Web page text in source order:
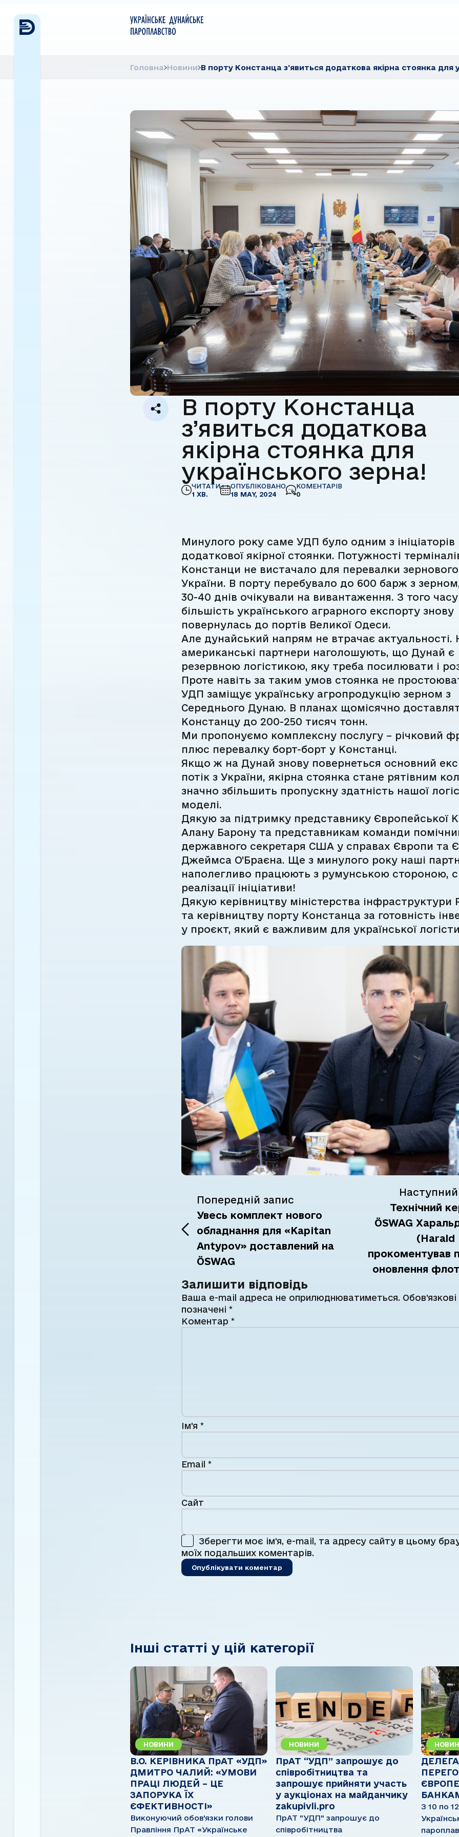
Головна Новини В порту Констанца з’явиться додаткова якірна стоянка для
В порту Констанца
з’явиться додаткова
якірна стоянка для
українського зерна!
ЧИТАТИ
1 ХВ.
ОПУБЛІКОВАНО
18 MAY, 2024
КОМЕНТАРІВ
0
Минулого року саме УДП було одним з ініціаторів
додаткової якірної стоянки. Потужності
Констанци не вистачало для перевалки
України. В порту перебувало до 600 барж з
30-40 днів очікували на вивантаження. З того часу
більшість українського аграрного експорту знову
повернулась до портів Великої Одеси.
Але дунайський напрям не втрачає актуальності.
американські партнери наголошують, що Дунай є
резервною логістикою, яку треба посилювати і
Проте навіть за таким умов стоянка не
УДП заміщує українську агропродукцію зерном з
Середнього Дунаю. В планах щомісячно
Констанцу до 200-250 тисяч тонн.
Ми пропонуємо комплексну послугу – річковий
плюс перевалку борт-борт у Констанці.
Якщо ж на Дунай знову повернеться основний
потік з України, якірна стоянка стане рятівним
значно збільшить пропускну здатність нашої
моделі.
Дякую за підтримку представнику Європейської
Алану Барону та представникам команди
державного секретаря США у справах Європи та
Джеймса О’Браєна. Ще з минулого року наші
наполегливо працюють з румунською стороною,
реалізації ініціативи!
Дякую керівництву міністерства інфраструктури
та керівництву порту Констанца за готовність
у проєкт, який є важливим для української
Попередній запис
Увесь комплект нового
обладнання для «Kapitan
Antypov» доставлений на
ÖSWAG
Технічний
ÖSWAG
(Harald
прокоментував
оновлення
Залишити відповідь
Ваша e-mail адреса не оприлюднюватиметься.
позначені *
Коментар *
Ім'я *
Email *
Сайт
Зберегти моє ім'я, e-mail, та адресу сайту в цьому
моїх подальших коментарів.
Інші статті у цій категорії
НОВИНИ
В.О. КЕРІВНИКА ПрАТ «УДП»
ДМИТРО ЧАЛИЙ: «УМОВИ
ПРАЦІ ЛЮДЕЙ – ЦЕ
ЗАПОРУКА ЇХ
ЄФЕКТИВНОСТІ»
Виконуючий обов'язки голови
Правління ПрАТ «Українське
НОВИНИ
ПрАТ “УДП” запрошує до
співробітництва та
запрошує прийняти участь
у аукціонах на майданчику
zakupivli.pro
ПрАТ "УДП" запрошує до
співробітництва
З 10 по